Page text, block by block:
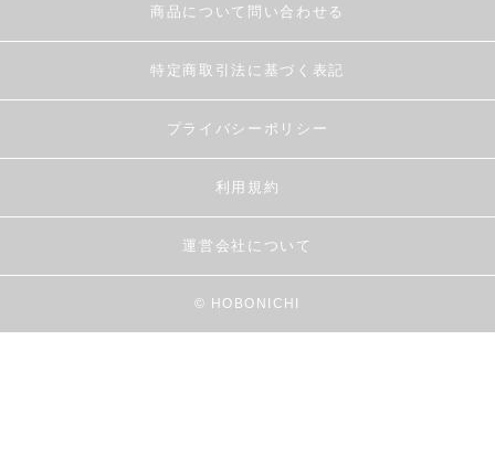
商品について問い合わせる
特定商取引法に基づく表記
プライバシーポリシー
利用規約
運営会社について
© HOBONICHI